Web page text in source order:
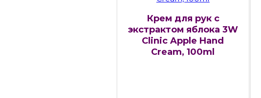
Крем для рук с
экстрактом яблока 3W
Clinic Apple Hand
Cream, 100ml